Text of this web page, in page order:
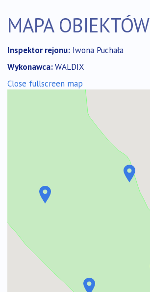
MAPA OBIEKTÓW
Inspektor rejonu: Iwona Puchała
Wykonawca:WALDIX
Close fullscreen map